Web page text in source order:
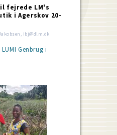
fejrede LM's
i Agerskov 20-
ibj@dlm.dk
LUMI Genbrug i